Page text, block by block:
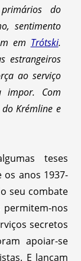
do
sentimento
em Trótski.
estrangeiros
ao serviço
impor. Com
Krémline e
teses
anos 1937-
seu combate
nos
secretos
apoiar-se
E lançam